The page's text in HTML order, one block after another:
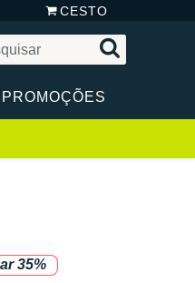
CESTO
PROMOÇÕES
35%